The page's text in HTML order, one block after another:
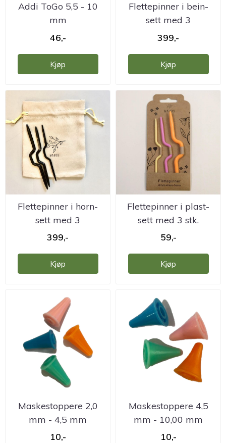
Addi ToGo 5,5 - 10
mm
46,-
Kjøp
Flettepinner i bein-
sett med 3
399,-
Kjøp
Flettepinner i horn-
sett med 3
399,-
Kjøp
Flettepinner i plast-
sett med 3 stk.
59,-
Kjøp
Maskestoppere 2,0
mm - 4,5 mm
10,-
Maskestoppere 4,5
mm - 10,00 mm
10,-